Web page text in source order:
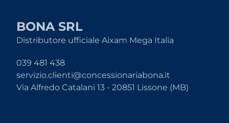
BONA SRL
Distributore ufficiale Aixam Mega Italia
039 481 438
servizio.clienti@concessionariabona.it
Via Alfredo Catalani 13 - 20851 Lissone (MB)